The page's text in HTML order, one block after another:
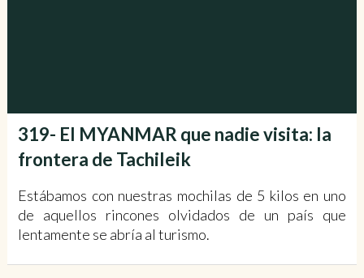
319- El MYANMAR que nadie visita: la
frontera de Tachileik
Estábamos con nuestras mochilas de 5 kilos en uno
de aquellos rincones olvidados de un país que
lentamente se abría al turismo.